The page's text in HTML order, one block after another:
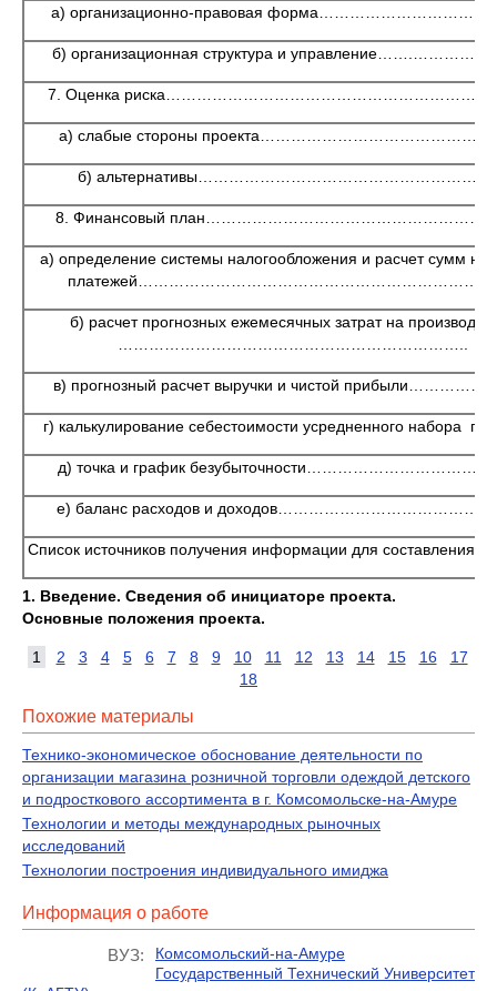
а) организационно-правовая
б) организационная структура и
7. Оценка
а) слабые стороны
б)
8. Финансовый
а) определение системы налогообложения и расчет сумм
б) расчет прогнозных ежемесячных затрат на
в) прогнозный расчет выручки и чистой
г) калькулирование себестоимости усредненного набора
д) точка и график
е) баланс расходов и
Список источников получения информации для составления
1. Введение. Сведения об инициаторе проекта.
Основные положения проекта.
1 2 3 4 5 6 7 8 9 10 11 12 13 14 15 16
17
18
Похожие материалы
Технико-экономическое обоснование деятельности по
организации магазина розничной торговли одеждой детского
и подросткового ассортимента в г. Комсомольске-на-Амуре
Технологии и методы международных рыночных
исследований
Технологии построения индивидуального имиджа
Информация о работе
ВУЗ:
Комсомольский-на-Амуре
Государственный Технический Университет